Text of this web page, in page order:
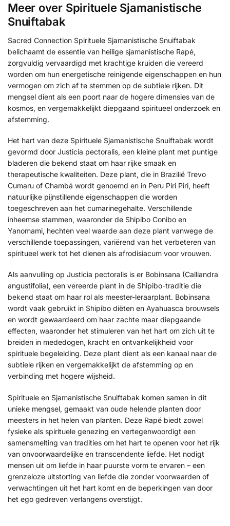
Meer over Spirituele Sjamanistische
Snuiftabak
Sacred Connection Spirituele Sjamanistische Snuiftabak
belichaamt de essentie van heilige sjamanistische Rapé,
zorgvuldig vervaardigd met krachtige kruiden die vereerd
worden om hun energetische reinigende eigenschappen en hun
vermogen om zich af te stemmen op de subtiele rijken. Dit
mengsel dient als een poort naar de hogere dimensies van de
kosmos, en vergemakkelijkt diepgaand spiritueel onderzoek en
afstemming.
Het hart van deze Spirituele Sjamanistische Snuiftabak wordt
gevormd door Justicia pectoralis, een kleine plant met puntige
bladeren die bekend staat om haar rijke smaak en
therapeutische kwaliteiten. Deze plant, die in Brazilië Trevo
Cumaru of Chambá wordt genoemd en in Peru Piri Piri, heeft
natuurlijke pijnstillende eigenschappen die worden
toegeschreven aan het cumarinegehalte. Verschillende
inheemse stammen, waaronder de Shipibo Conibo en
Yanomami, hechten veel waarde aan deze plant vanwege de
verschillende toepassingen, variërend van het verbeteren van
spiritueel werk tot het dienen als afrodisiacum voor vrouwen.
Als aanvulling op Justicia pectoralis is er Bobinsana (Calliandra
angustifolia), een vereerde plant in de Shipibo-traditie die
bekend staat om haar rol als meester-leraarplant. Bobinsana
wordt vaak gebruikt in Shipibo diëten en Ayahuasca brouwsels
en wordt gewaardeerd om haar zachte maar diepgaande
effecten, waaronder het stimuleren van het hart om zich uit te
breiden in mededogen, kracht en ontvankelijkheid voor
spirituele begeleiding. Deze plant dient als een kanaal naar de
subtiele rijken en vergemakkelijkt de afstemming op en
verbinding met hogere wijsheid.
Spirituele en Sjamanistische Snuiftabak komen samen in dit
unieke mengsel, gemaakt van oude helende planten door
meesters in het helen van planten. Deze Rapé biedt zowel
fysieke als spirituele genezing en vertegenwoordigt een
samensmelting van tradities om het hart te openen voor het rijk
van onvoorwaardelijke en transcendente liefde. Het nodigt
mensen uit om liefde in haar puurste vorm te ervaren – een
grenzeloze uitstorting van liefde die zonder voorwaarden of
verwachtingen uit het hart komt en de beperkingen van door
het ego gedreven verlangens overstijgt.